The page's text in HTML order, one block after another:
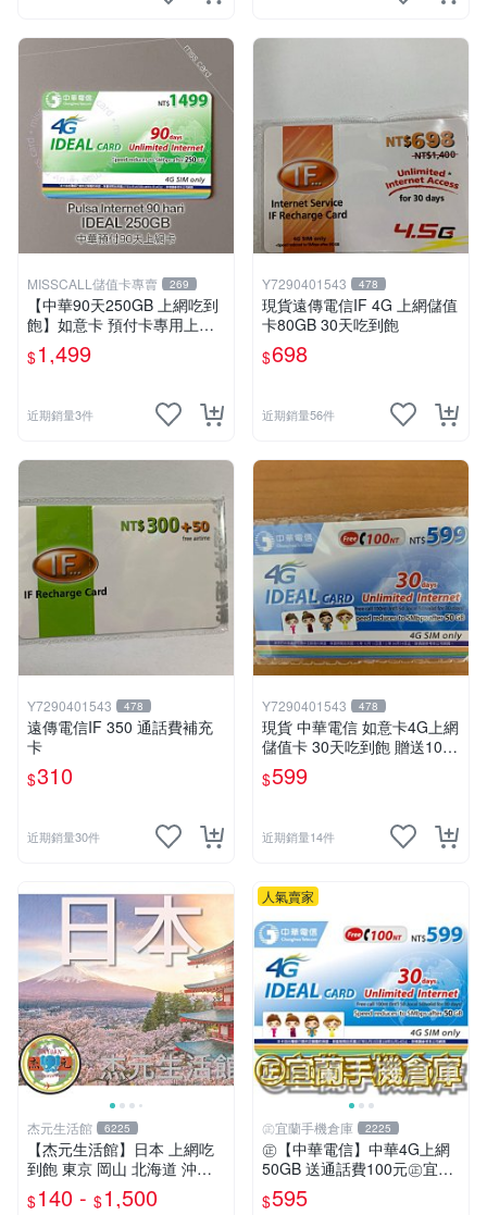
MISSCALL儲值卡專賣 269
【中華90天250GB 上網吃到
飽】如意卡 預付卡專用上網
補充卡/儲值卡IDEAL1499⚡M
issCall儲值卡專賣
$1,499
近期銷量3件
Y7290401543 478
現貨遠傳電信IF 4G 上網儲值
卡80GB 30天吃到飽
$698
近期銷量56件
Y7290401543 478
遠傳電信IF 350 通話費補充
卡
$310
近期銷量30件
Y7290401543 478
現貨 中華電信 如意卡4G上網
儲值卡 30天吃到飽 贈送100
元通話費
$599
近期銷量14件
杰元生活館 6225
【杰元生活館】日本 上網吃
到飽 東京 岡山 北海道 沖繩
吃到飽 可ESIM
$140 - $1,500
人氣賣家
㊣宜蘭手機倉庫 2225
㊣【中華電信】中華4G上網
50GB 送通話費100元㊣宜蘭
手機倉庫
$595